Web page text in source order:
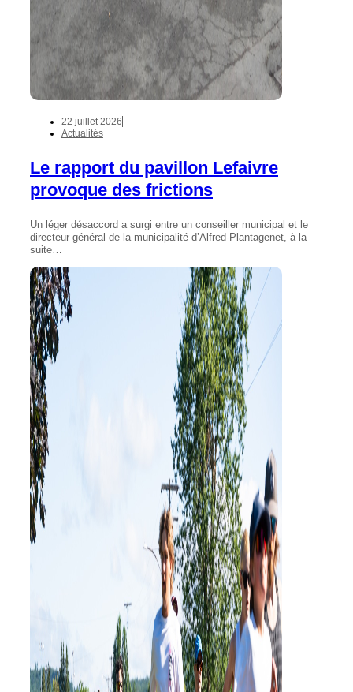
22 juillet 2026
Actualités
Le rapport du pavillon Lefaivre
provoque des frictions
Un léger désaccord a surgi entre un conseiller municipal et le
directeur général de la municipalité d’Alfred-Plantagenet, à la
suite…